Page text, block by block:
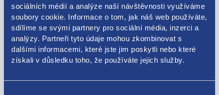
sociálních médií a analýze naší návštěvnosti využíváme
soubory cookie. Informace o tom, jak náš web používáte,
sdílíme se svými partnery pro sociální média, inzerci a
analýzy. Partneři tyto údaje mohou zkombinovat s
dalšími informacemi, které jste jim poskytli nebo které
získali v důsledku toho, že používáte jejich služby.
Kódy produktu
1J0122157
Použitelné pro vozy